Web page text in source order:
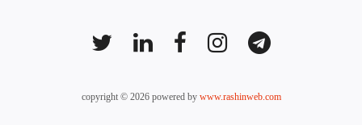
copyright © 2026 powered by www.rashinweb.com